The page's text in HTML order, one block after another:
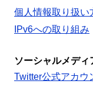
個人情報取り扱い
IPv6への取り組み
ソーシャルメディ
Twitter公式アカウ